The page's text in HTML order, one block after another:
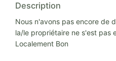
Description
Nous n'avons pas encore de
la/le propriétaire ne s'est pas
Localement Bon